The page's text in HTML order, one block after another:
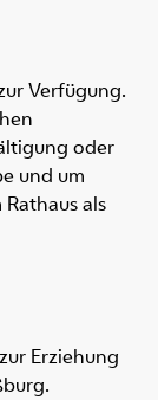
Verfügung.
oder
und um
als
Erziehung
.